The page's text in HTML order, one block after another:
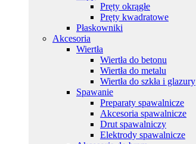
Pręty okrągłe
Pręty kwadratowe
Płaskowniki
Akcesoria
Wiertła
Wiertła do betonu
Wiertła do metalu
Wiertła do szkła i glazury
Spawanie
Preparaty spawalnicze
Akcesoria spawalnicze
Drut spawalniczy
Elektrody spawalnicze